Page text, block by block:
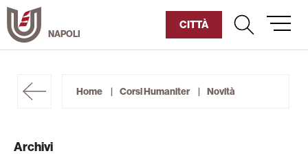
Vai
al
contenuto
CITTÀ
Home Corsi Humaniter Novità
Archivi
Sostienici